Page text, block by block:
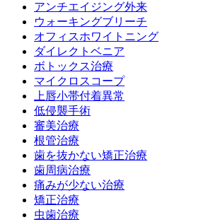
アンチエイジング外来
ウォーキングブリーチ
オフィスホワイトニング
ダイレクトベニア
ボトックス治療
マイクロスコープ
上唇小帯付着異常
低侵襲手術
審美治療
根管治療
歯を抜かない矯正治療
歯周病治療
痛みが少ない治療
矯正治療
虫歯治療